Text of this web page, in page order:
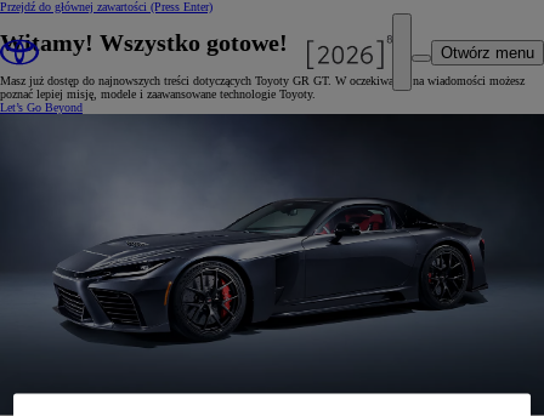
Przejdź do głównej zawartości (Press Enter)
Otwórz menu
Witamy! Wszystko gotowe!
Masz już dostęp do najnowszych treści dotyczących Toyoty GR GT. W oczekiwaniu na wiadomości możesz
poznać lepiej misję, modele i zaawansowane technologie Toyoty.
Let’s Go Beyond